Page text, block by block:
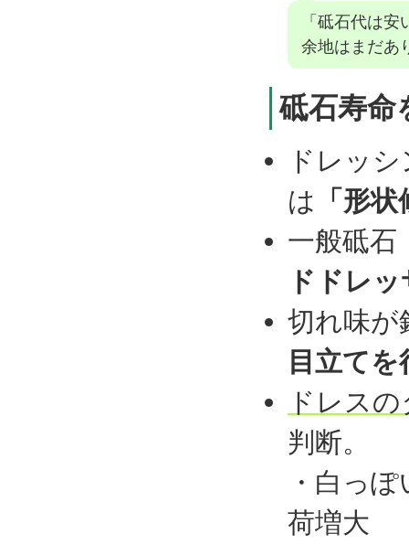
「砥石代は
余地はまだあ
砥石寿命
ドレッ
は
「形
一般砥石
ドドレ
切れ味が
目立てを
ドレス
判断。
・白っ
荷増大